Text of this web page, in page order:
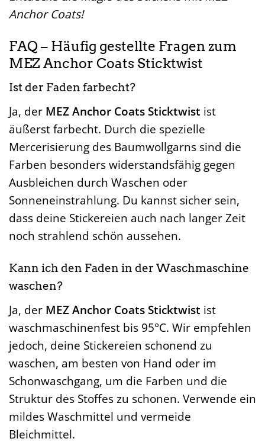
Anchor Coats!
FAQ – Häufig gestellte Fragen zum
MEZ Anchor Coats Sticktwist
Ist der Faden farbecht?
Ja, der MEZ Anchor Coats Sticktwist ist
äußerst farbecht. Durch die spezielle
Mercerisierung des Baumwollgarns sind die
Farben besonders widerstandsfähig gegen
Ausbleichen durch Waschen oder
Sonneneinstrahlung. Du kannst sicher sein,
dass deine Stickereien auch nach langer Zeit
noch strahlend schön aussehen.
Kann ich den Faden in der Waschmaschine
waschen?
Ja, der MEZ Anchor Coats Sticktwist ist
waschmaschinenfest bis 95°C. Wir empfehlen
jedoch, deine Stickereien schonend zu
waschen, am besten von Hand oder im
Schonwaschgang, um die Farben und die
Struktur des Stoffes zu schonen. Verwende ein
mildes Waschmittel und vermeide
Bleichmittel.